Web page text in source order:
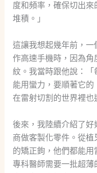
度和頻率，確保切出
堆積。」
這讓我想起幾年前，
作高速手機時，因為
紋。我當時跟他說：
能用蠻力，要順著它
在雷射切割的世界裡也
後來，我陸續介紹了好
商做客製化零件。從
的矯正鉤，他們都能
專科醫師需要一批超